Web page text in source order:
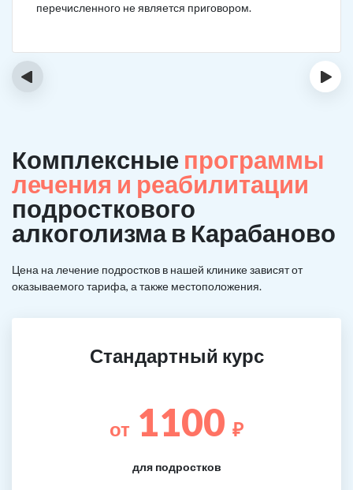
перечисленного не является приговором.
‹ ›
Комплексные программы
лечения и реабилитации
подросткового
алкоголизма в Карабаново
Цена на лечение подростков в нашей клинике зависят от
оказываемого тарифа, а также местоположения.
Стандартный курс
от 1100 ₽
для подростков